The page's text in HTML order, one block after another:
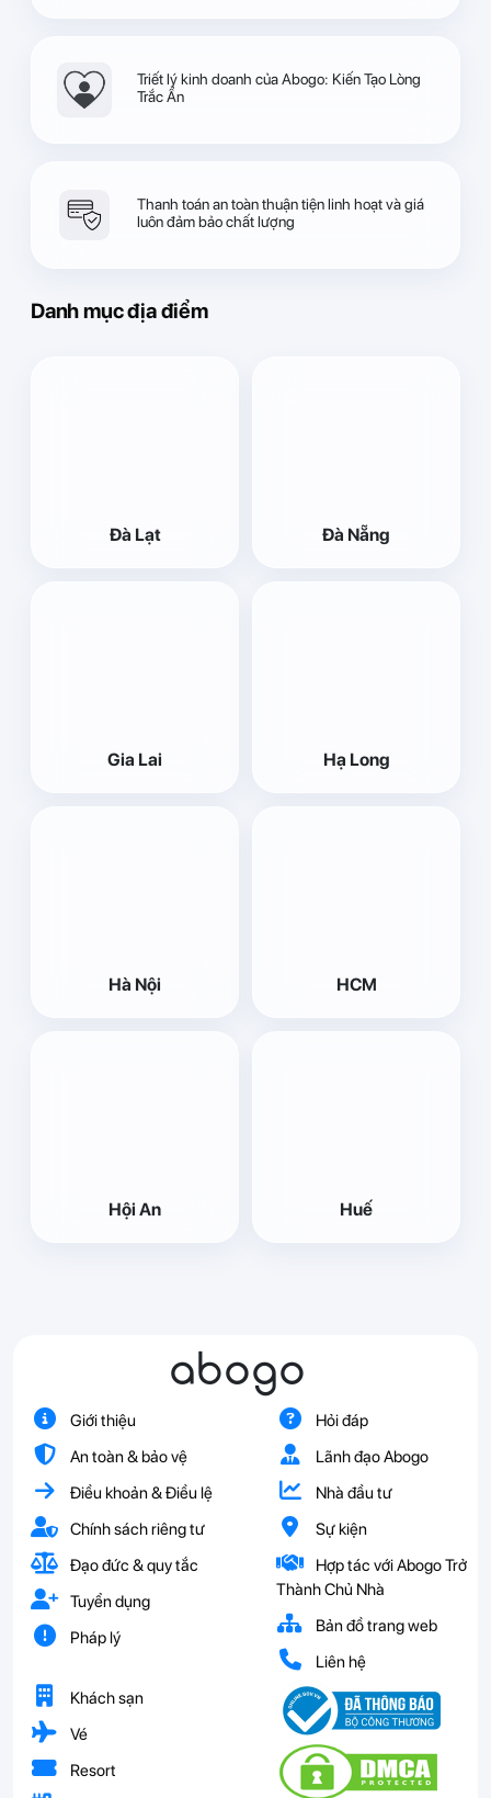
Triết lý kinh doanh của Abogo: Kiến Tạo Lòng
Trắc Ẩn
Thanh toán an toàn thuận tiện linh hoạt và giá
luôn đảm bảo chất lượng
Danh mục địa điểm
Đà Lạt Đà Nẵng
Gia Lai Hạ Long
Hà Nội HCM
Hội An Huế
abogo
Giới thiệu
An toàn & bảo vệ
Điều khoản & Điều lệ
Chính sách riêng tư
Đạo đức & quy tắc
Tuyển dụng
Pháp lý
Hỏi đáp
Lãnh đạo Abogo
Nhà đầu tư
Sự kiện
Hợp tác với Abogo Trở
Thành Chủ Nhà
Bản đồ trang web
Liên hệ
Khách sạn
Vé
Resort